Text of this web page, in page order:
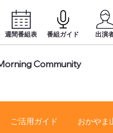
Community
週間番組表 番組ガイド 出演
ご活用ガイド おかやま